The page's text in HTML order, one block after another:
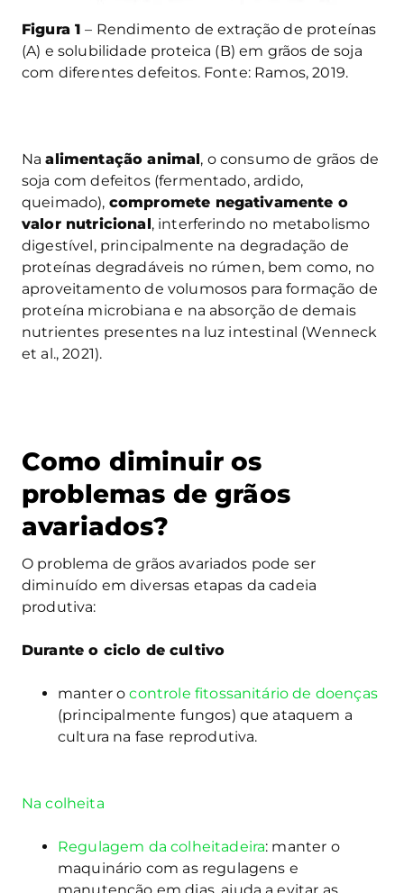
Figura 1– Rendimento de extração de proteínas
(A) e solubilidade proteica (B) em grãos de soja
com diferentes defeitos. Fonte: Ramos, 2019.
Naalimentação animal, o consumo de grãos de
soja com defeitos (fermentado, ardido,
queimado), compromete negativamente o
valor nutricional, interferindo no metabolismo
digestível, principalmente na degradação de
proteínas degradáveis no rúmen, bem como, no
aproveitamento de volumosos para formação de
proteína microbiana e na absorção de demais
nutrientes presentes na luz intestinal (Wenneck
et al., 2021).
Como diminuir os
problemas de grãos
avariados?
O problema de grãos avariados pode ser
diminuído em diversas etapas da cadeia
produtiva:
Durante o ciclo de cultivo
manter ocontrole fitossanitário de doenças
(principalmente fungos) que ataquem a
cultura na fase reprodutiva.
Na colheita
Regulagem da colheitadeira: manter o
maquinário com as regulagens e